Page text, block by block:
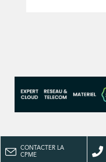
CONTACTER LA
CPME